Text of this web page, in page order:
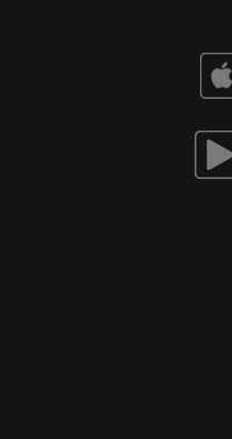
Agosto inicia la gruesa